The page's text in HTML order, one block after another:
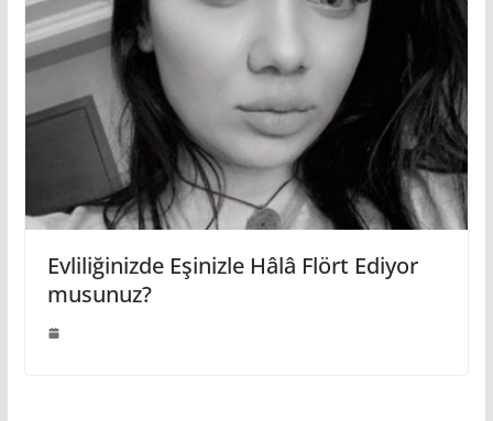
Evliliğinizde Eşinizle Hâlâ Flört Ediyor
musunuz?